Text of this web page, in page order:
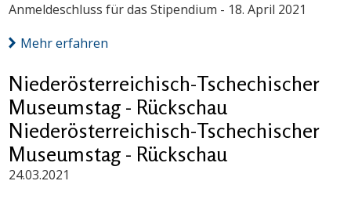
Anmeldeschluss für das Stipendium - 18. April 2021
Mehr erfahren
Niederösterreichisch-Tschechischer
Museumstag - Rückschau
Niederösterreichisch-Tschechischer
Museumstag - Rückschau
24.03.2021